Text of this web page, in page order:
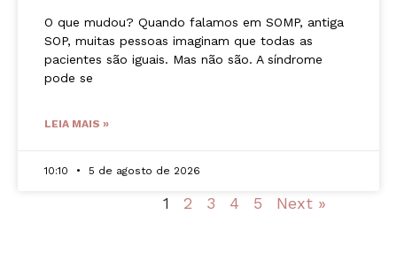
O que mudou? Quando falamos em SOMP, antiga
SOP, muitas pessoas imaginam que todas as
pacientes são iguais. Mas não são. A síndrome
pode se
LEIA MAIS »
10:10 5 de agosto de 2026
1 2 3 4 5 Next »